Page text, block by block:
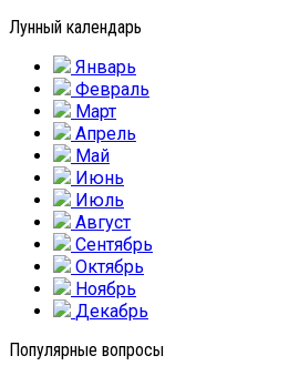
Лунный календарь
Январь
Февраль
Март
Апрель
Май
Июнь
Июль
Август
Сентябрь
Октябрь
Ноябрь
Декабрь
Популярные вопросы